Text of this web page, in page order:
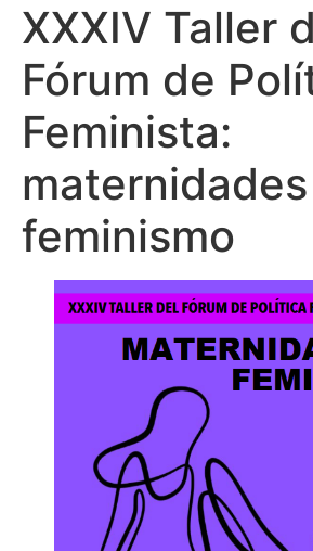
XXXIV Taller
Fórum de
Feminista:
feminismo